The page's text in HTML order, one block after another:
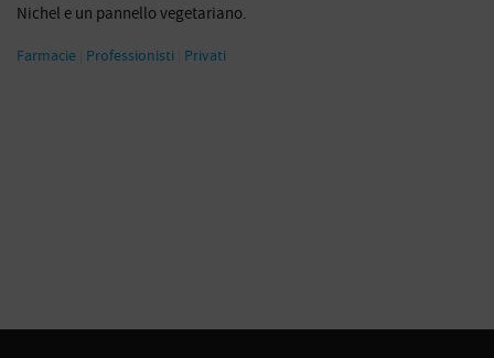
Nichel e un pannello vegetariano.
Farmacie Professionisti Privati